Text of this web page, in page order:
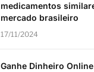
medicamentos
mercado brasileiro
17/11/2024
Ganhe Dinheiro